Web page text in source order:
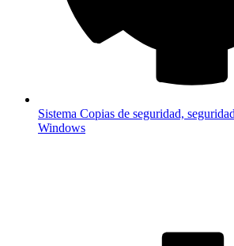
Sistema Copias de seguridad,
Windows